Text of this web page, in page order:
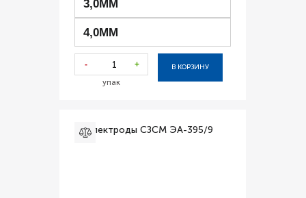
3,0ММ
4,0ММ
- +
упак
В КОРЗИНУ